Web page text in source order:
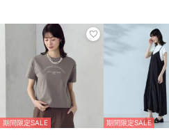
期間限定SALE 期間限定SALE